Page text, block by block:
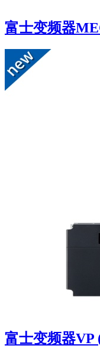
富士变频器
富士变频器VP